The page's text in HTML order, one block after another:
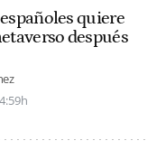
españoles quiere
después